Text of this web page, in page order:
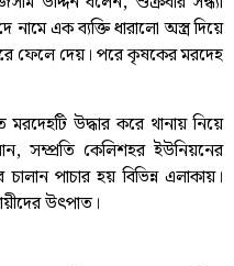
এক ব্যক্তি ধারালো অস্ত্র দিয়ে
ফেলে দেয়। পরে কৃষকের মরদেহ
উদ্ধার করে থানায় নিয়ে
সম্প্রতি কেলিশহর ইউনিয়নের
পাচার হয় বিভিন্ন এলাকায়।
উৎপাত।